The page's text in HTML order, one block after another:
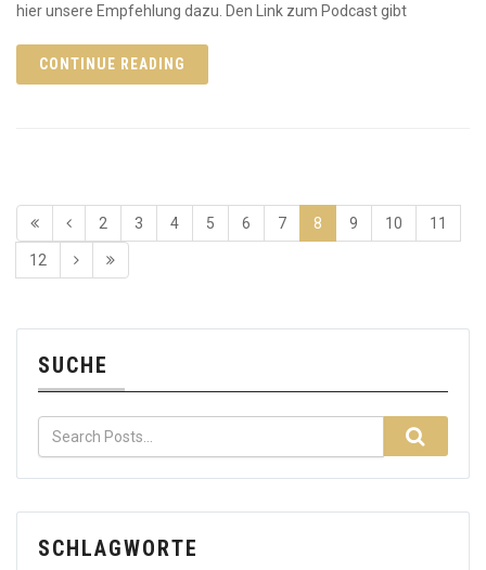
hier unsere Empfehlung dazu. Den Link zum Podcast gibt
CONTINUE READING
2 3 4 5 6 7 8 9 10 11
12
SUCHE
SCHLAGWORTE